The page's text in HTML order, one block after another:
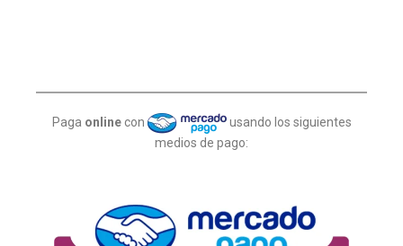
Paga online con
usando los siguientes
medios de pago: